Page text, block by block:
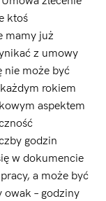
ktoś
mamy już
z umowy
nie może być
rokiem
aspektem
godzin
w dokumencie
a może być
owak – godziny